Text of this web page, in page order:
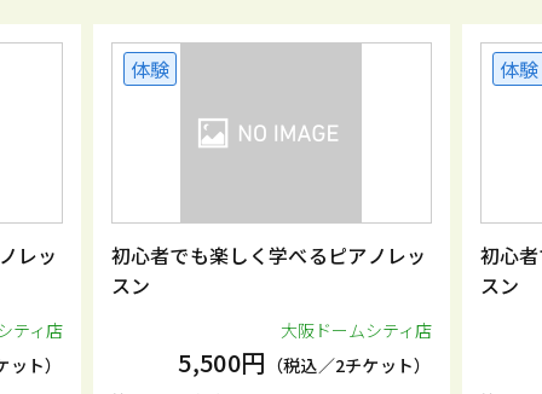
レッ
ティ店
ト）
体験
初心者でも楽しく学べるピアノレッ
スン
大阪ドームシティ店
5,500円 （税込／2チケット）
体験
初心
スン